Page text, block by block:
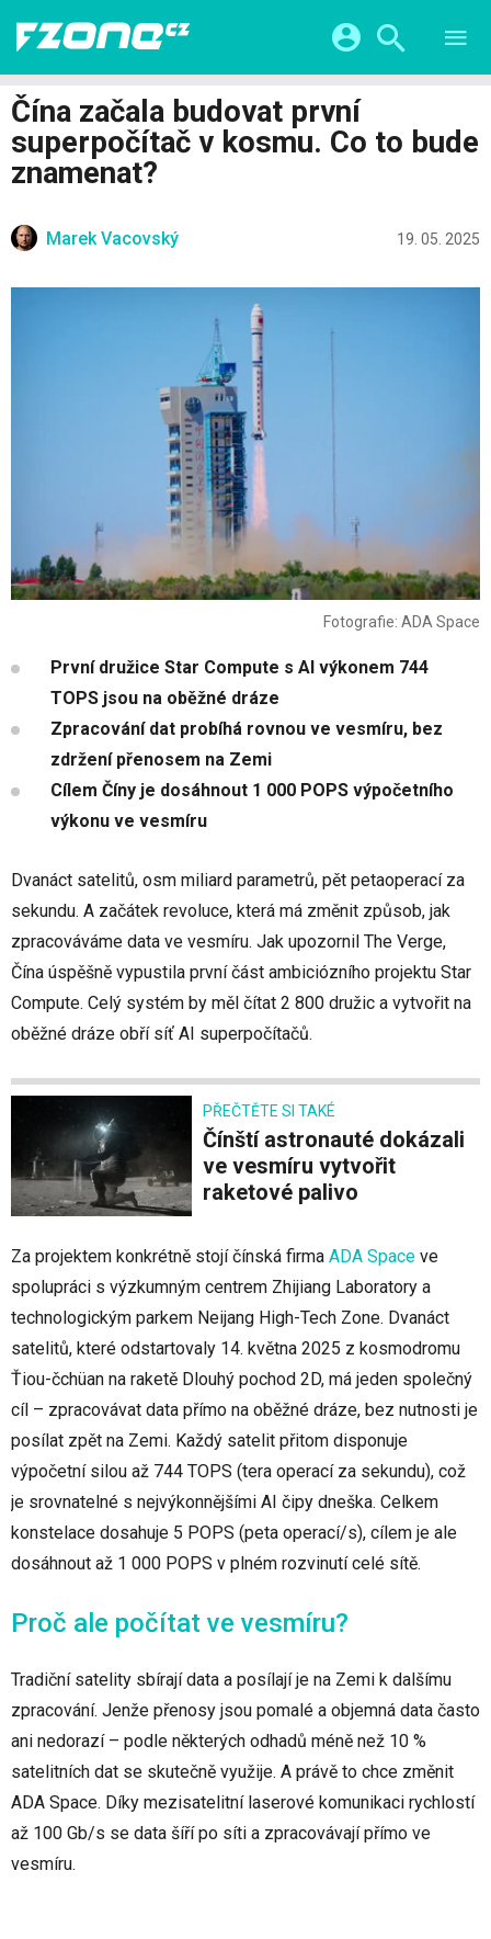
VIDEA
SERIÁLY
CHYTRÁ MĚSTA
ŽIVOT BUDOUCNOSTI
HRY A ZÁBAVA
Facebook Google
Čína začala budovat první
superpočítač v kosmu. Co to bude
znamenat?
Marek Vacovský 19. 05. 2025
Fotografie: ADA Space
První družice Star Compute s AI výkonem 744
TOPS jsou na oběžné dráze
Zpracování dat probíhá rovnou ve vesmíru, bez
zdržení přenosem na Zemi
Cílem Číny je dosáhnout 1 000 POPS výpočetního
výkonu ve vesmíru
Dvanáct satelitů, osm miliard parametrů, pět petaoperací za
sekundu. A začátek revoluce, která má změnit způsob, jak
zpracováváme data ve vesmíru. Jak upozornil The Verge,
Čína úspěšně vypustila první část ambiciózního projektu Star
Compute. Celý systém by měl čítat 2 800 družic a vytvořit na
oběžné dráze obří síť AI superpočítačů.
PŘEČTĚTE SI TAKÉ
Čínští astronauté dokázali
ve vesmíru vytvořit
raketové palivo
Za projektem konkrétně stojí čínská firma ADA Space ve
spolupráci s výzkumným centrem Zhijiang Laboratory a
technologickým parkem Neijang High-Tech Zone. Dvanáct
satelitů, které odstartovaly 14. května 2025 z kosmodromu
Ťiou-čchüan na raketě Dlouhý pochod 2D, má jeden společný
cíl – zpracovávat data přímo na oběžné dráze, bez nutnosti je
posílat zpět na Zemi. Každý satelit přitom disponuje
výpočetní silou až 744 TOPS (tera operací za sekundu), což
je srovnatelné s nejvýkonnějšími AI čipy dneška. Celkem
konstelace dosahuje 5 POPS (peta operací/s), cílem je ale
dosáhnout až 1 000 POPS v plném rozvinutí celé sítě.
Proč ale počítat ve vesmíru?
Tradiční satelity sbírají data a posílají je na Zemi k dalšímu
zpracování. Jenže přenosy jsou pomalé a objemná data často
ani nedorazí – podle některých odhadů méně než 10 %
satelitních dat se skutečně využije. A právě to chce změnit
ADA Space. Díky mezisatelitní laserové komunikaci rychlostí
až 100 Gb/s se data šíří po síti a zpracovávají přímo ve
vesmíru.